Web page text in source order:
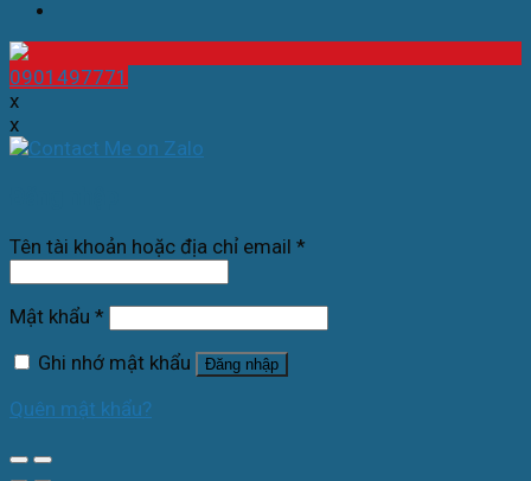
0901497771
x
x
Tên tài khoản hoặc địa chỉ email *
Mật khẩu *
Ghi nhớ mật khẩu
Đăng nhập
Quên mật khẩu?